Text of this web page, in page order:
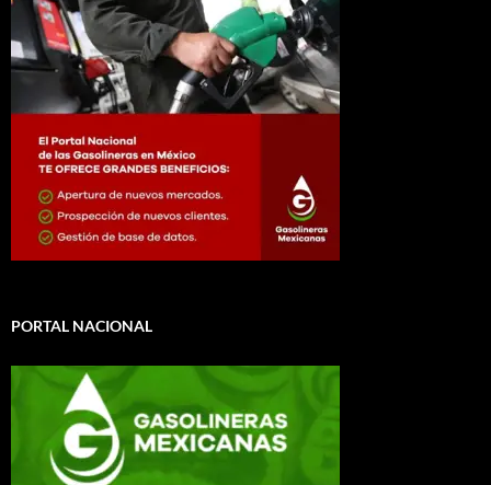
PORTAL NACIONAL